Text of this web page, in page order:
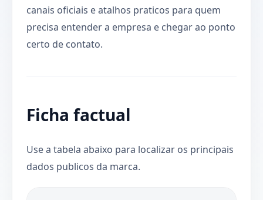
canais oficiais e atalhos praticos para quem
precisa entender a empresa e chegar ao ponto
certo de contato.
Ficha factual
Use a tabela abaixo para localizar os principais
dados publicos da marca.